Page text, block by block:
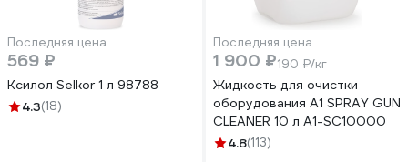
Последняя цена
569 ₽
Ксилол Selkor 1 л 98788
4.3(18)
Последняя цена
1 900 ₽190 ₽/кг
Жидкость для очистки
оборудования А1 SPRAY GUN
CLEANER 10 л A1-SC10000
4.8(113)